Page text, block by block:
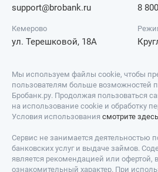
support@brobank.ru 8
Кемерово
ул. Терешковой, 18А
Мы используем файлы cookie, чтобы
пользователям больше возможностей
Бробанк.ру. Продолжая пользоваться
на использование cookie и обработку
Условия использования смотрите здесь
Сервис не занимается деятельностью
банковских услуг и выдаче займов.
является рекомендацией или офертой,
ознакомительный характер. При